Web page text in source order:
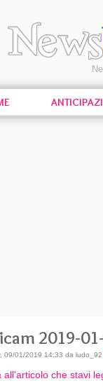
2019-
09/01/2019 14:33 da ludo_92
all'articolo che stavi